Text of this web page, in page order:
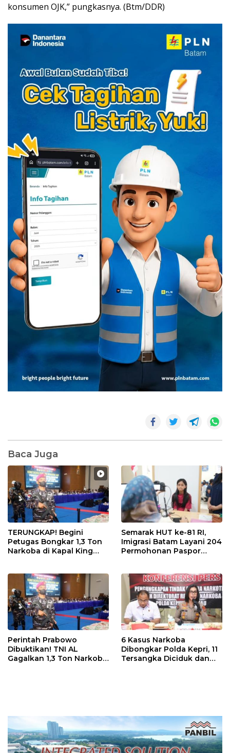
konsumen OJK,” pungkasnya. (Btm/DDR)
Baca Juga
TERUNGKAP! Begini
Petugas Bongkar 1,3 Ton
Narkoba di Kapal King
Pengiriman Masih
Misterius
Semarak HUT ke-81 RI,
Imigrasi Batam Layani 204
Permohonan Paspor
Perintah Prabowo
Dibuktikan! TNI AL
Gagalkan 1,3 Ton Narkoba
6 Kasus Narkoba
Dibongkar Polda Kepri, 11
Tersangka Diciduk dan